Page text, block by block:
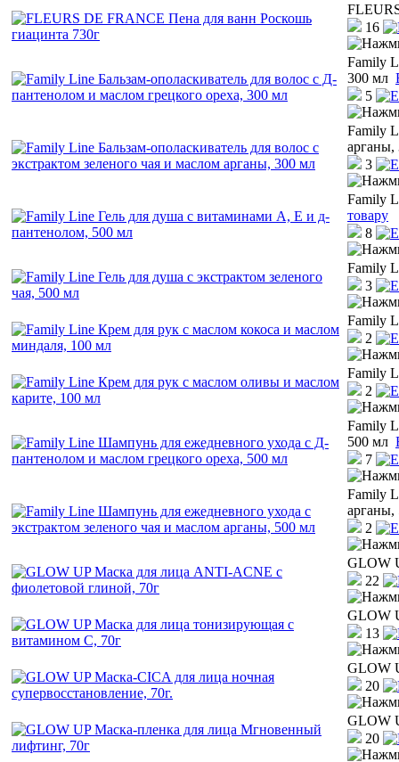
16
Family
300 мл
5
Family
арганы,
3
Family
товару
8
Family
3
Family
2
Family
2
Family
500 мл
7
Family
арганы,
2
GLOW
22
GLOW
13
GLOW
20
GLOW
20